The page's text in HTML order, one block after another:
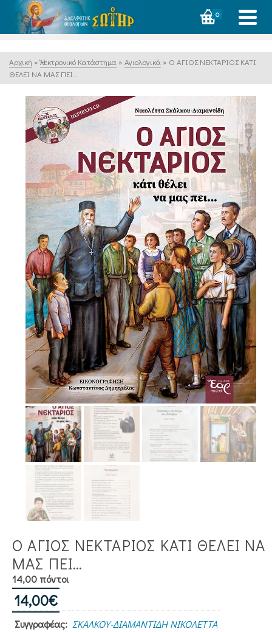
0
Αρχική » Ἠλεκτρονικό Κατάστημα » Αγιολογικά » Ο ΑΓΙΟΣ ΝΕΚΤΑΡΙΟΣ ΚΑΤΙ
ΘΕΛΕΙ ΝΑ ΜΑΣ ΠΕΙ…
Ο ΑΓΙΟΣ ΝΕΚΤΑΡΙΟΣ ΚΑΤΙ ΘΕΛΕΙ ΝΑ
ΜΑΣ ΠΕΙ…
14,00 πόντοι
14,00€
Συγγραφέας: ΣΚΑΛΚΟΥ-ΔΙΑΜΑΝΤΙΔΗ ΝΙΚΟΛΕΤΤΑ